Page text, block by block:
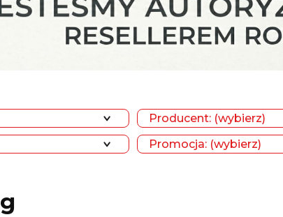
Producent: (wybierz)
Promocja: (wybierz)